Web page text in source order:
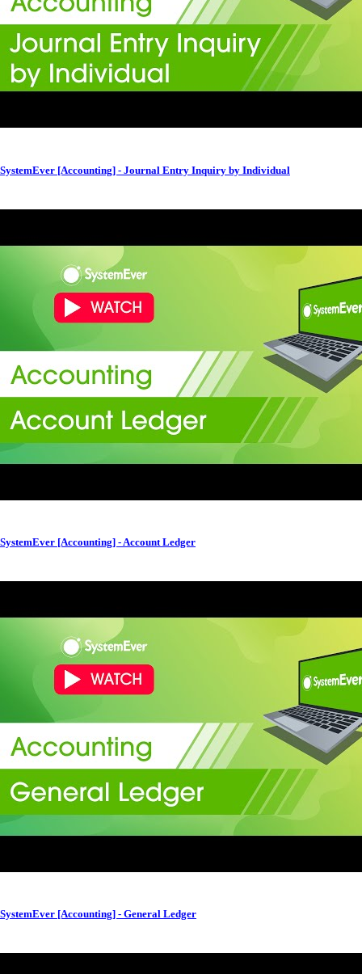
SystemEver [Accounting] - Journal Entry Inquiry by Individual
SystemEver [Accounting] - Account Ledger
SystemEver [Accounting] - General Ledger